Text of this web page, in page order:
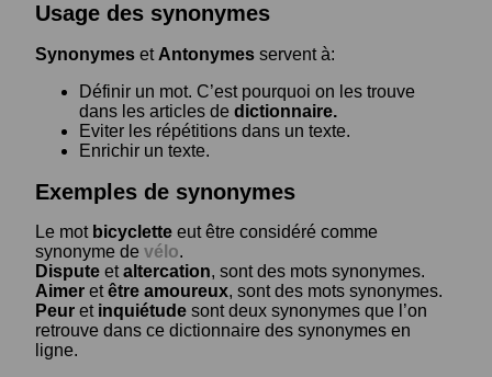
Usage des synonymes
Synonymes et Antonymes servent à:
Définir un mot. C’est pourquoi on les trouve
dans les articles de dictionnaire.
Eviter les répétitions dans un texte.
Enrichir un texte.
Exemples de synonymes
Le mot bicyclette eut être considéré comme
synonyme de vélo.
Dispute etaltercation, sont des mots synonymes.
Aimer etêtre amoureux, sont des mots synonymes.
Peur et inquiétude sont deux synonymes que l’on
retrouve dans ce dictionnaire des synonymes en
ligne.